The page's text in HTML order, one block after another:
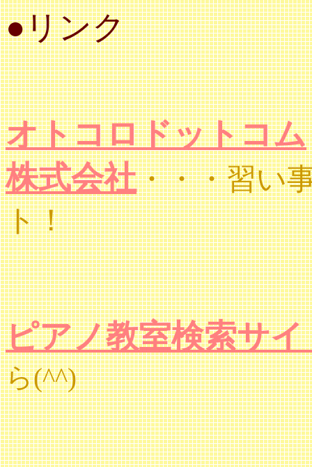
●リンク
オトコロドットコム
株式会社・・・習い
ト！
ピアノ教室検索サイ
ら(^^)